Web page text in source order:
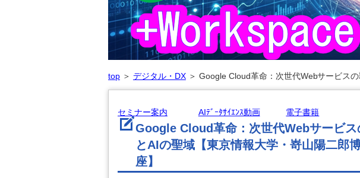
top＞ デジタル・DX＞ Google Cloud革命：次世代Webサービス
セミナー案内 AIﾃﾞｰﾀｻｲｴﾝｽ動画 電子書籍
Google Cloud革命：次世代Webサービス
とAIの聖域【東京情報大学・嵜山陽二郎
座】